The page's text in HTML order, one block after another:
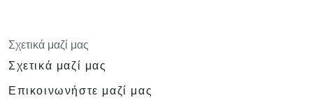
Σχετικά μαζί μας
Σχετικά μαζί μας
Επικοινωνήστε μαζί μας